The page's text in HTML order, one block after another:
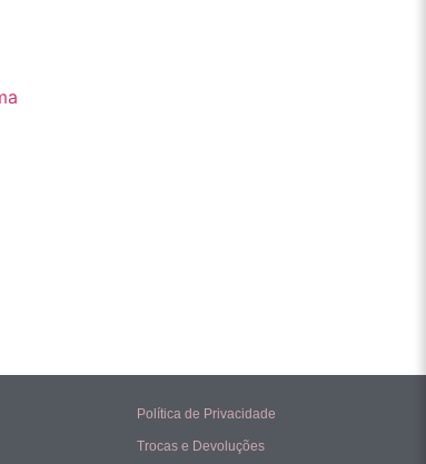
Política de Privacidade
Trocas e Devoluções